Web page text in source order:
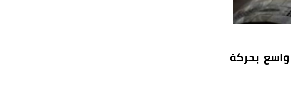
واسع بحركة